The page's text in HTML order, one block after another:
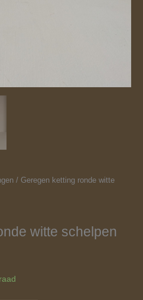
/ Geregen ketting ronde witte
witte schelpen